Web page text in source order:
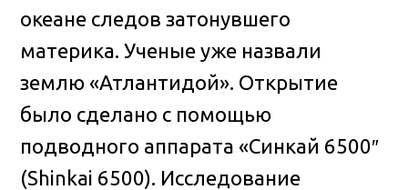
океане следов затонувшего
материка. Ученые уже назвали
землю «Атлантидой». Открытие
было сделано с помощью
подводного аппарата «Синкай 6500″
(Shinkai 6500). Исследование